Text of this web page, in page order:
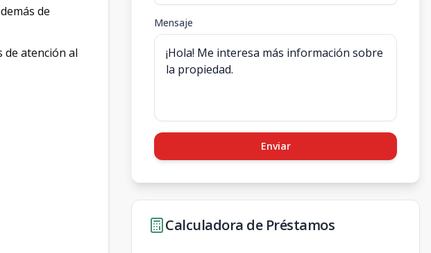
de
atención al
Mensaje
Enviar
Calculadora de Préstamos